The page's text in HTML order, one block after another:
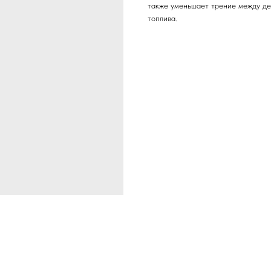
также уменьшает трение между
топлива.